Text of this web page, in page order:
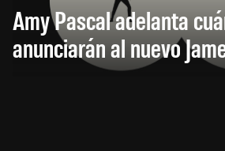
Amy Pascal adelanta
anunciarán al nuevo